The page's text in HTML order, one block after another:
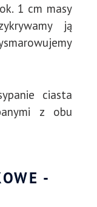
1 cm masy
ją
ciasta
z obu
-